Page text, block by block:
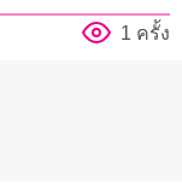
1 ครั้ง